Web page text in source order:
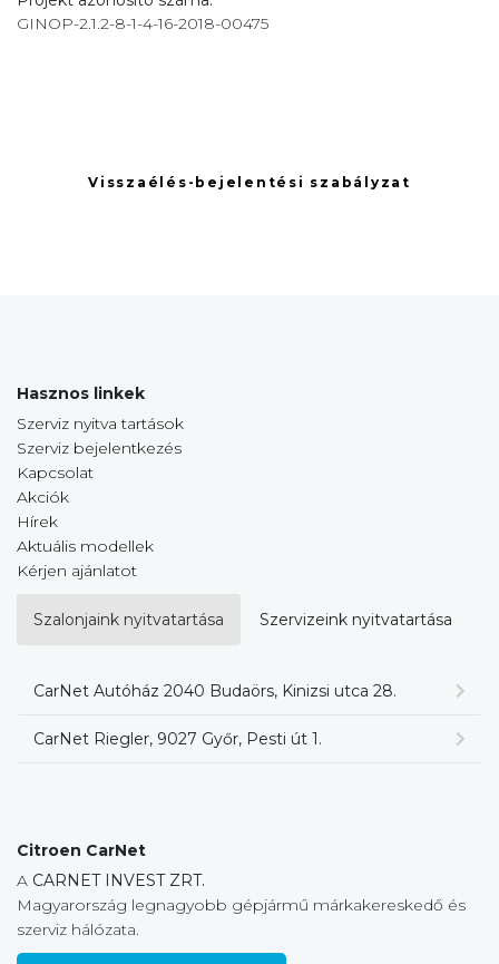
GINOP-2.1.2-8-1-4-16-2018-00475
Visszaélés-bejelentési szabályzat
Hasznos linkek
Szerviz nyitva tartások
Szerviz bejelentkezés
Kapcsolat
Akciók
Hírek
Aktuális modellek
Kérjen ajánlatot
Szalonjaink nyitvatartása Szervizeink nyitvatartása
CarNet Autóház 2040 Budaörs, Kinizsi utca 28.
CarNet Riegler, 9027 Győr, Pesti út 1.
Citroen CarNet
A CARNET INVEST ZRT.
Magyarország legnagyobb gépjármű márkakereskedő és
szerviz hálózata.